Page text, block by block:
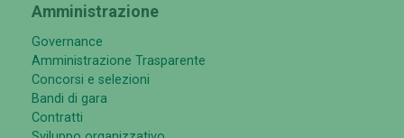
Amministrazione
Governance
Amministrazione Trasparente
Concorsi e selezioni
Bandi di gara
Contratti